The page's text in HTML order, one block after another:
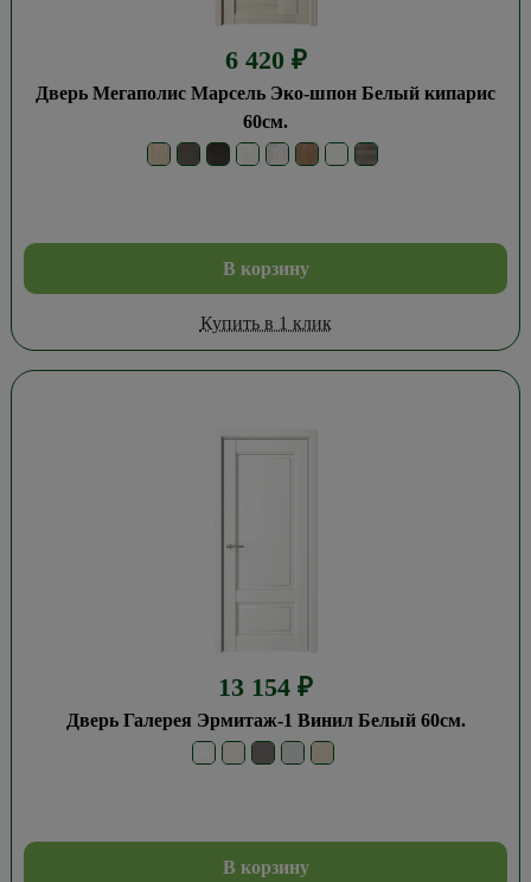
6 420 ₽
Дверь Мегаполис Марсель Эко-шпон Белый кипарис
60см.
В корзину
Купить в 1 клик
13 154 ₽
Дверь Галерея Эрмитаж-1 Винил Белый 60см.
В корзину